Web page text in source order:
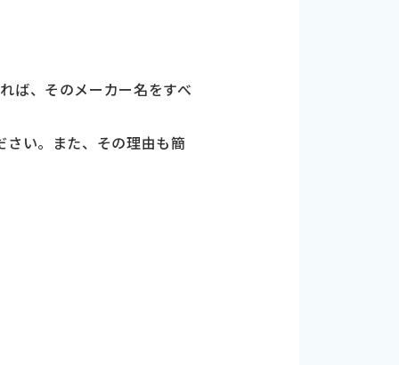
ば、そのメーカー名をすべ
い。また、その理由も簡